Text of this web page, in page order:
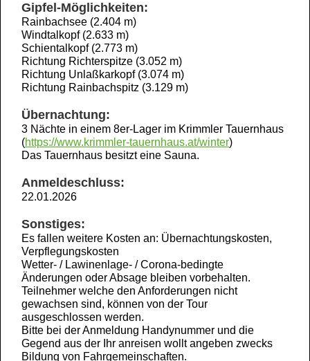
Gipfel-Möglichkeiten:
Rainbachsee (2.404 m)
Windtalkopf (2.633 m)
Schientalkopf (2.773 m)
Richtung Richterspitze (3.052 m)
Richtung Unlaßkarkopf (3.074 m)
Richtung Rainbachspitz (3.129 m)
Übernachtung:
3 Nächte in einem 8er-Lager im Krimmler Tauernhaus
(https://www.krimmler-tauernhaus.at/winter)
Das Tauernhaus besitzt eine Sauna.
Anmeldeschluss:
22.01.2026
Sonstiges:
Es fallen weitere Kosten an: Übernachtungskosten,
Verpflegungskosten
Wetter- / Lawinenlage- / Corona-bedingte
Änderungen oder Absage bleiben vorbehalten.
Teilnehmer welche den Anforderungen nicht
gewachsen sind, können von der Tour
ausgeschlossen werden.
Bitte bei der Anmeldung Handynummer und die
Gegend aus der Ihr anreisen wollt angeben zwecks
Bildung von Fahrgemeinschaften.